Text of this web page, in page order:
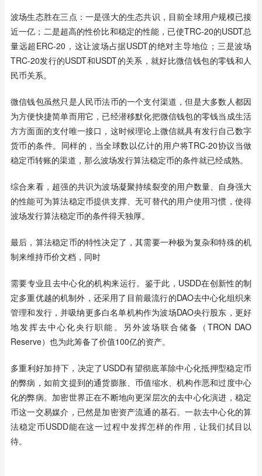
波场生态胜在三点：一是强大的生态共识，目前全球用户规模已接
近一亿；二是超高的性价比和稳定的性能，已使TRC-20的USDT总
量远超ERC-20，这让波场占据USDT的绝对主导地位；三是波场
TRC-20发行的USDT和USDT的关系，就好比微信钱包的零钱和人
民币关系。
微信钱包虽然只是人民币法币的一个支付渠道，但是大多数人都因
为方便快捷简单而用它，已经潜移默化把微信钱包的零钱当成生活
方方面面的支付唯一接口，这时候理论上微信就具有发行自己数字
货币的条件。同样的，当全球数以亿计的用户将TRC-20协议当做
稳定币转账的渠道，那么波场发行算法稳定币的条件就已经成熟。
综合来看，超强的共识为波场凝聚持续裂变的用户数量、自身强大
的性能可为算法稳定币提供支撑、无可替代的用户使用习惯，使得
波场发行算法稳定币的条件得天独厚。
最后，算法稳定币的特性决定了，其需要一种极为复杂和特殊的机
制来维持币价文档，同时
需要专业且去中心化的机构来运行。鉴于此，USDD在创新性的制
定多重优越的机制外，还采用了目前最流行的DAO去中心化组织来
管理和发行，并吸纳更多白名单机构作为波场DAO央行股东，更好
地发挥去中心化央行职能。另外波场联合储备（TRON DAO
Reserve）也为此筹备了价值100亿的资产。
多重利好加持下，决定了USDD有望彻底革除中心化抵押型稳定币
的弊病，如前文提到的通货膨胀、币值缩水、机构作恶和过度中心
化的弊病。加密世界正在不断地向更深层次的去中心化演进，稳定
币这一交易媒介，已然是加密资产流通的基石。一款去中心化的算
法稳定币USDD能在这一过程中发挥怎样的作用，让我们拭目以
待。